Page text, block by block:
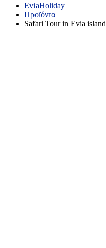
EviaHoliday
Προϊόντα
Safari Tour in Evia island